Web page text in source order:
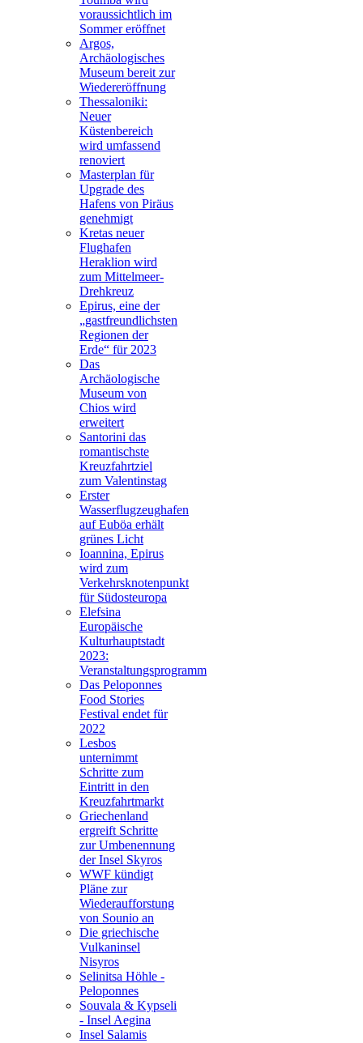
voraussichtlich im
Sommer eröffnet
Argos,
Archäologisches
Museum bereit zur
Wiedereröffnung
Thessaloniki:
Neuer
Küstenbereich
wird umfassend
renoviert
Masterplan für
Upgrade des
Hafens von Piräus
genehmigt
Kretas neuer
Flughafen
Heraklion wird
zum Mittelmeer-
Drehkreuz
Epirus, eine der
„gastfreundlichsten
Regionen der
Erde“ für 2023
Das
Archäologische
Museum von
Chios wird
erweitert
Santorini das
romantischste
Kreuzfahrtziel
zum Valentinstag
Erster
Wasserflugzeughafen
auf Euböa erhält
grünes Licht
Ioannina, Epirus
wird zum
Verkehrsknotenpunkt
für Südosteuropa
Elefsina
Europäische
Kulturhauptstadt
2023:
Veranstaltungsprogramm
Das Peloponnes
Food Stories
Festival endet für
2022
Lesbos
unternimmt
Schritte zum
Eintritt in den
Kreuzfahrtmarkt
Griechenland
ergreift Schritte
zur Umbenennung
der Insel Skyros
WWF kündigt
Pläne zur
Wiederaufforstung
von Sounio an
Die griechische
Vulkaninsel
Nisyros
Selinitsa Höhle -
Peloponnes
Souvala & Kypseli
- Insel Aegina
Insel Salamis